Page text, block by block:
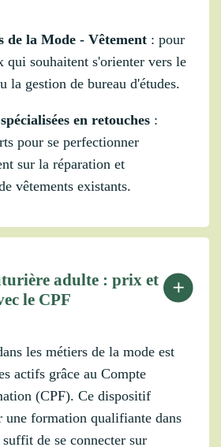
de la Mode - Vêtement : pour
qui souhaitent s'orienter vers le
la gestion de bureau d'études.
en retouches :
pour se perfectionner
sur la réparation et
vêtements existants.
adulte : prix et
le CPF
les métiers de la mode est
actifs grâce au Compte
(CPF). Ce dispositif
une formation qualifiante dans
de se connecter sur